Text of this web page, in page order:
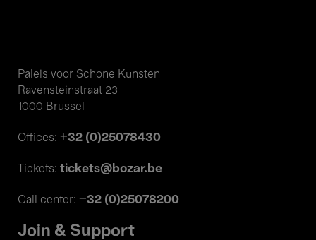
Paleis voor Schone Kunsten
Ravensteinstraat 23
1000 Brussel
Offices: +32 (0)25078430
Tickets: tickets@bozar.be
Call center: +32 (0)25078200
Join & Support